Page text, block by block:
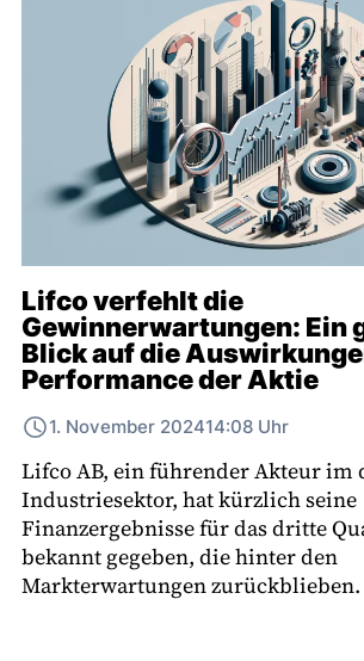
Lifco verfehlt die
Gewinnerwartungen: Ein
Blick auf die
Performance der Aktie
1. November 202414:08 Uhr
Lifco AB, ein führender Akteur
Industriesektor, hat kürzlich seine
Finanzergebnisse für das dritte
bekannt gegeben, die hinter den
Markterwartungen zurückblieben.